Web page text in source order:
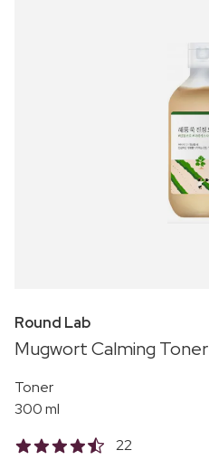
Round Lab
Mugwort Calming Toner
Toner
300 ml
22